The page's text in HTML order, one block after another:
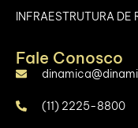
INFRAESTRUTURA DE
Fale Conosco
(11) 2225-8800